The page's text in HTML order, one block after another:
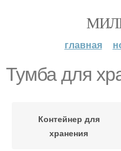
главная
Тумба для
Контейнер для
хранения